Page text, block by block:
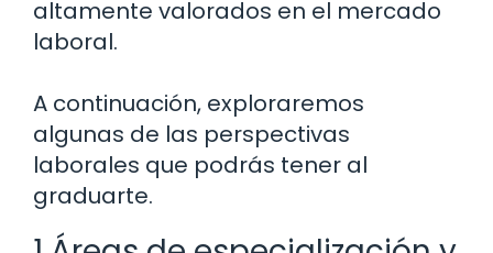
altamente valorados en el mercado
laboral.
A continuación, exploraremos
algunas de las perspectivas
laborales que podrás tener al
graduarte.